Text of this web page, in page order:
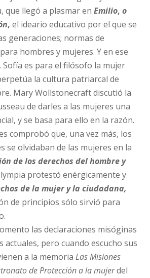
que llegó a plasmar en Emilio,o
,el ideario educativo por el que se
generaciones; normas de
hombres y mujeres. Y en ese
Sofía es para el filósofo la mujer
la cultura patriarcal de
Mary Wollstonecraft discutió la
de darles a las mujeres una
y se basa para ello en la razón.
comprobó que, una vez más, los
se olvidaban de las mujeres en la
de los derechos del hombre y
protestó enérgicamente y
de la mujer y la ciudadana,
de principios sólo sirvió para
las declaraciones misóginas
actuales, pero cuando escucho sus
a la memoriaLas Misiones
de Protección a la mujerdel